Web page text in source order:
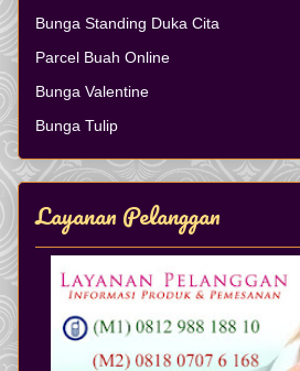
Bunga Standing Duka Cita
Parcel Buah Online
Bunga Valentine
Bunga Tulip
Layanan Pelanggan